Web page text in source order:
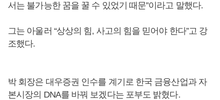
서는 불가능한 꿈을 꿀 수 있었기 때문”이라고 말했다.
그는 아울러 “상상의 힘, 사고의 힘을 믿어야 한다”고 강
조했다.
박 회장은 대우증권 인수를 계기로 한국 금융산업과 자
본시장의 DNA를 바꿔 보겠다는 포부도 밝혔다.